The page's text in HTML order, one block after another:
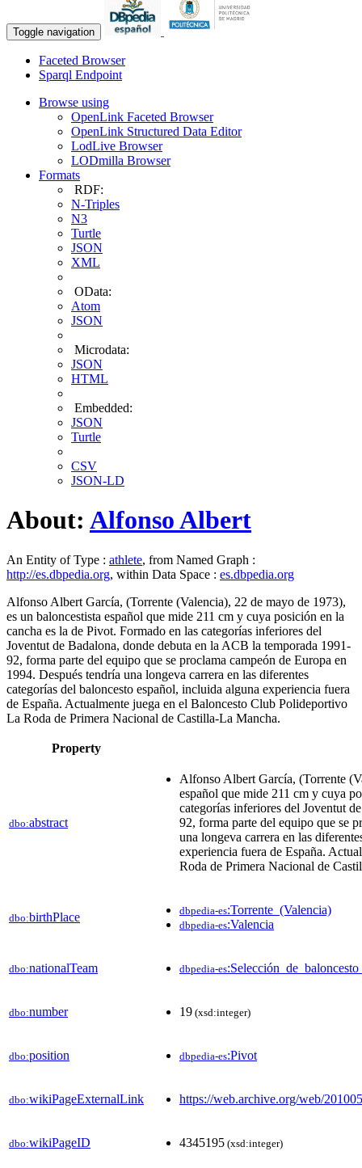
Toggle navigation
Faceted Browser
Sparql Endpoint
Browse using
OpenLink Faceted Browser
OpenLink Structured Data Editor
LodLive Browser
LODmilla Browser
Formats
RDF:
N-Triples
N3
Turtle
JSON
XML
OData:
Atom
JSON
Microdata:
JSON
HTML
Embedded:
JSON
Turtle
CSV
JSON-LD
About: Alfonso Albert
An Entity of Type : athlete, from Named Graph :
http://es.dbpedia.org, within Data Space : es.dbpedia.org
Alfonso Albert García, (Torrente (Valencia), 22 de mayo de 1973),
es un baloncestista español que mide 211 cm y cuya posición en la
cancha es la de Pivot. Formado en las categorías inferiores del
Joventut de Badalona, donde debuta en la ACB la temporada 1991-
92, forma parte del equipo que se proclama campeón de Europa en
1994. Después tendría una longeva carrera en las diferentes
categorías del baloncesto español, incluida alguna experiencia fuera
de España. Actualmente juega en el Baloncesto Club Polideportivo
La Roda de Primera Nacional de Castilla-La Mancha.​
Property
dbo:abstract
Alfonso Albert García, (Torrente
español que mide 211 cm y cuya
categorías inferiores del Joventut
92, forma parte del equipo que se
una longeva carrera en las
experiencia fuera de España.
Roda de Primera Nacional de
dbo:birthPlace dbpedia-es:Torrente_(Valencia)
dbpedia-es:Valencia
dbo:nationalTeam dbpedia-es
dbo:number 19 (xsd:integer)
dbo:position dbpedia-es:Pivot
dbo:wikiPageExternalLink https://web.archive.org/web/
dbo:wikiPageID 4345195 (xsd:integer)